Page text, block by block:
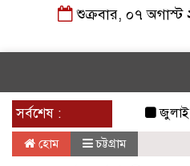
শুক্রবার, ০৭ অগাস্ট
সর্বশেষ :
জুলাই সনদ
হোম চট্টগ্রাম